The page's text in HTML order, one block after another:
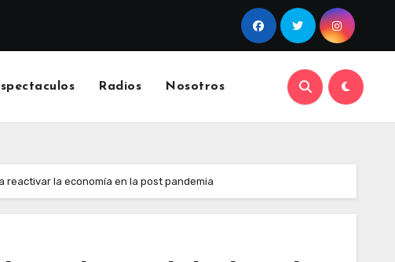
Radios Nosotros
reactivar la economía en la post pandemia